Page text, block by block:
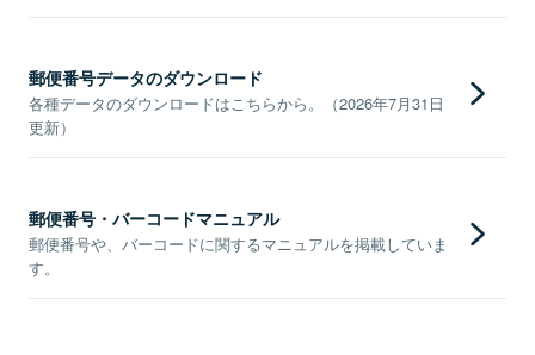
郵便番号データのダウンロード
各種データのダウンロードはこちらから。（2026年7月31日
更新）
郵便番号・バーコードマニュアル
郵便番号や、バーコードに関するマニュアルを掲載していま
す。